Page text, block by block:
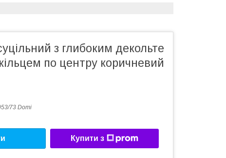
з глибоким декольте
по центру коричневий
73 Domi
Купити з